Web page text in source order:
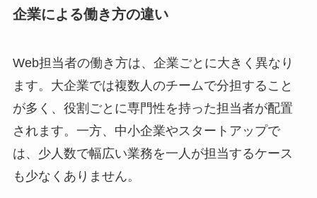
企業による働き方の違い
Web担当者の働き方は、企業ごとに大きく異なり
ます。大企業では複数人のチームで分担すること
が多く、役割ごとに専門性を持った担当者が配置
されます。一方、中小企業やスタートアップで
は、少人数で幅広い業務を一人が担当するケース
も少なくありません。